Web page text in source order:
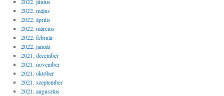
2022. június
2022. május
2022. április
2022. március
2022. február
2022. január
2021. december
2021. november
2021. október
2021. szeptember
2021. augusztus